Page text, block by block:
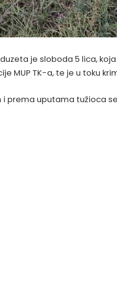
je sloboda 5 lica,
MUP TK-a, te je u toku
prema uputama tužioca